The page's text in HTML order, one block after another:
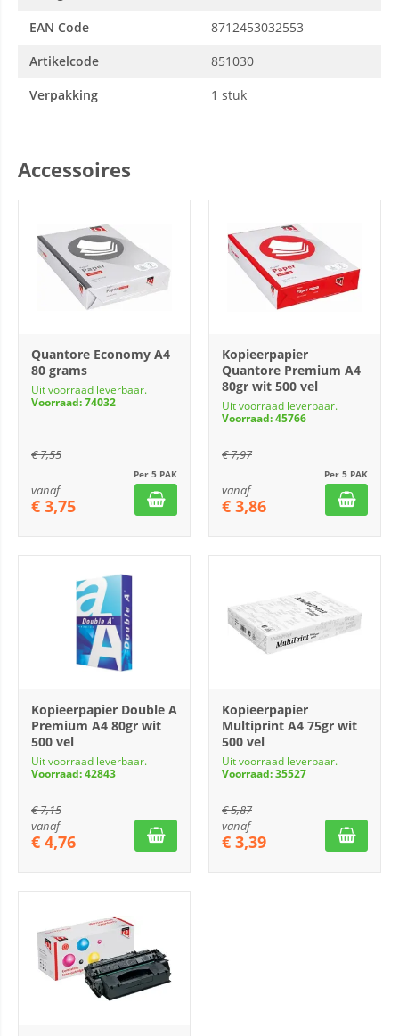
EAN Code
8712453032553
Artikelcode
851030
Verpakking
1 stuk
Accessoires
Quantore Economy A4
80 grams
Uit voorraad leverbaar.
Voorraad: 74032
€7,55
Per 5 PAK
vanaf
€ 3,75
Kopieerpapier
Quantore Premium A4
80gr wit 500 vel
Uit voorraad leverbaar.
Voorraad: 45766
€7,97
Per 5 PAK
vanaf
€ 3,86
Kopieerpapier Double A
Premium A4 80gr wit
500 vel
Uit voorraad leverbaar.
Voorraad: 42843
€7,15
vanaf
€ 4,76
Kopieerpapier
Multiprint A4 75gr wit
500 vel
Uit voorraad leverbaar.
Voorraad: 35527
€5,87
vanaf
€ 3,39